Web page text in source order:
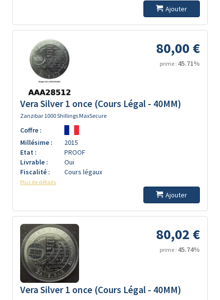
Ajouter
80,00 €
prime : 45.71%
Vera Silver 1 once (Cours Légal - 40MM)
Zanzibar 1000 Shillings MaxSecure
Coffre :
Millésime :
2015
Etat :
PROOF
Livrable :
Oui
Fiscalité :
Cours légaux
Plus de détails
Ajouter
80,02 €
prime : 45.74%
Vera Silver 1 once (Cours Légal - 40MM)